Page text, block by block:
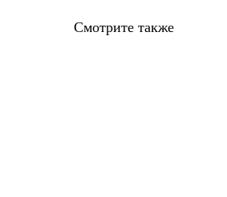
Смотрите также